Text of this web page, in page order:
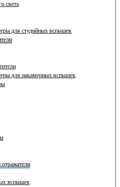
света
для студийных вспышек
для накамерных вспышек
вспышек